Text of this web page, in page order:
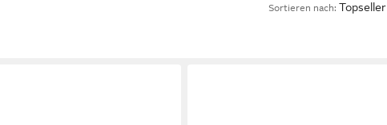
Sortieren nach: Topseller